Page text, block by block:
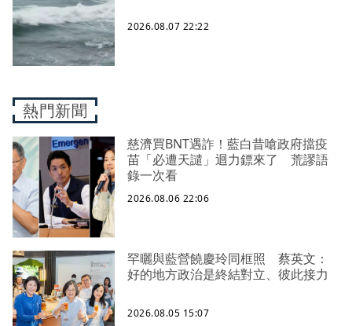
2026.08.07 22:22
熱門新聞
慈濟買BNT遇詐！藍白昔嗆政府擋疫
苗「必遭天譴」迴力鏢來了 荒謬語
錄一次看
2026.08.06 22:06
罕曬與藍營饒慶玲同框照 蔡英文：
好的地方政治是終結對立、彼此接力
2026.08.05 15:07